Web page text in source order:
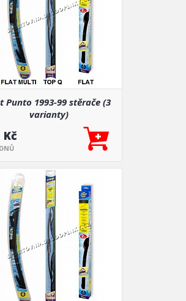
Punto 1993-99 stěrače (3
varianty)
Kč